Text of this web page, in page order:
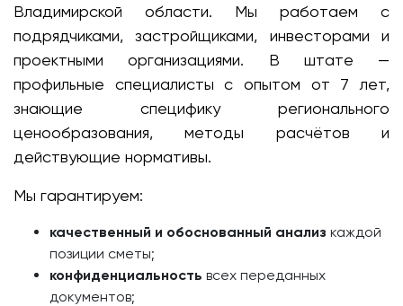
Владимирской области. Мы работаем с
подрядчиками, застройщиками, инвесторами и
проектными организациями. В штате —
профильные специалисты с опытом от 7 лет,
знающие специфику регионального
ценообразования, методы расчётов и
действующие нормативы.
Мы гарантируем:
качественный и обоснованный анализ каждой
позиции сметы;
конфиденциальность всех переданных
документов;